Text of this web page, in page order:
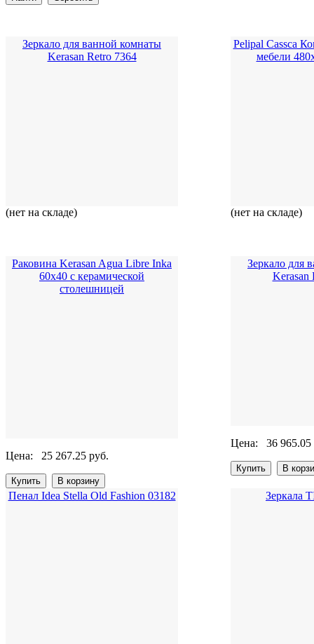
Зеркало для ванной комнаты
Kerasan Retro 7364
(нет на складе)
Pelipal Cassca
мебели
(нет на складе)
Раковина Kerasan Agua Libre Inka
60x40 с керамической
столешницей
Цена: 25 267.25 руб.
Зеркало для
Kerasan
Цена: 36 965.05
Пенал Idea Stella Old Fashion 03182 Зеркала